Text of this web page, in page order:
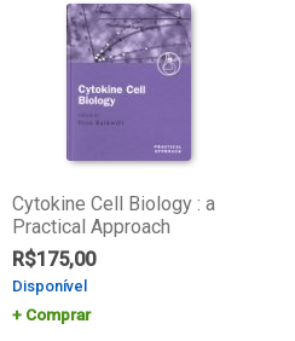
Cytokine Cell Biology : a
Practical Approach
R$175,00
Disponível
Comprar